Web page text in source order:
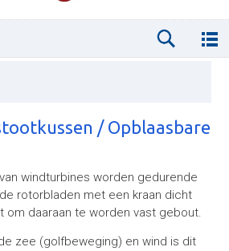
/ Opblaasbare
windturbines worden gedurende
rotorbladen met een kraan dicht
om daaraan te worden vast gebout.
zee (golfbeweging) en wind is dit